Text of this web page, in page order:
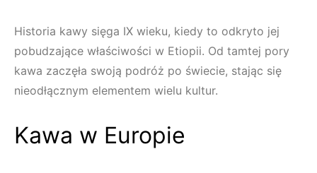
Historia kawy sięga IX wieku, kiedy to odkryto jej
pobudzające właściwości w Etiopii. Od tamtej pory
kawa zaczęła swoją podróż po świecie, stając się
nieodłącznym elementem wielu kultur.
Kawa w Europie